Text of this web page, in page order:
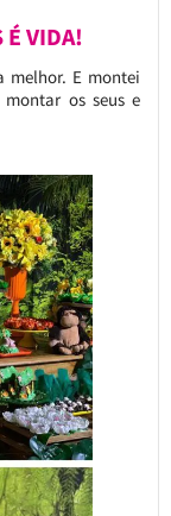
É VIDA!
melhor. E montei
os seus e